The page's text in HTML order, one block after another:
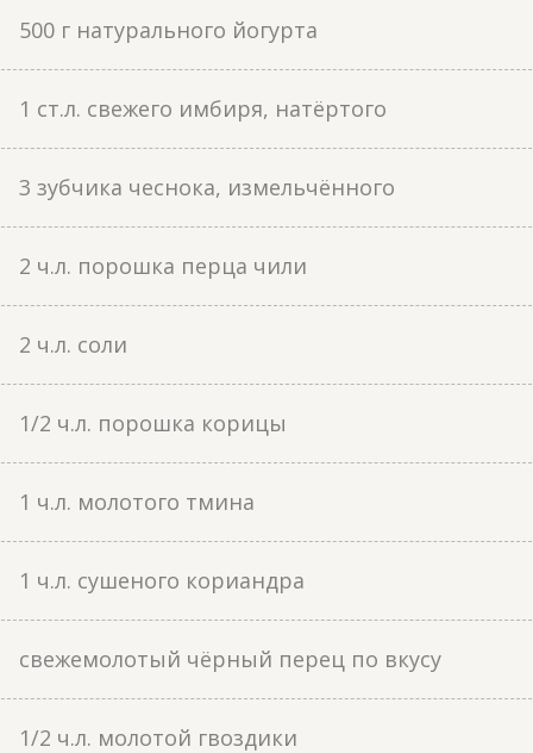
500 г натурального йогурта
1 ст.л. свежего имбиря, натёртого
3 зубчика чеснока, измельчённого
2 ч.л. порошка перца чили
2 ч.л. соли
1/2 ч.л. порошка корицы
1 ч.л. молотого тмина
1 ч.л. сушеного кориандра
свежемолотый чёрный перец по вкусу
1/2 ч.л. молотой гвоздики